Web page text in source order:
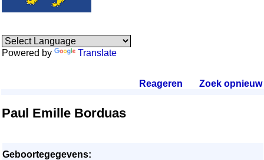
Powered by Translate
Reageren Zoek opnieuw.
Paul Emille Borduas
Geboortegegevens: